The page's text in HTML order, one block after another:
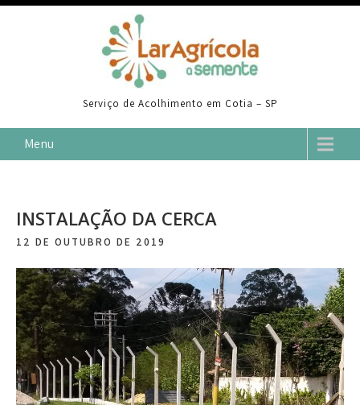
Skip
Serviço de Acolhimento em Cotia – SP
Menu
INSTALAÇÃO DA CERCA
12 DE OUTUBRO DE 2019